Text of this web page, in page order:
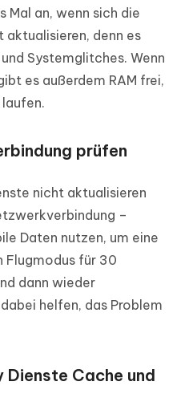
Mal an, wenn sich die
aktualisieren, denn es
Systemglitches. Wenn
es außerdem RAM frei,
prüfen
nicht aktualisieren
–
Daten nutzen, um eine
Flugmodus für 30
dann wieder
helfen, das Problem
Dienste Cache und